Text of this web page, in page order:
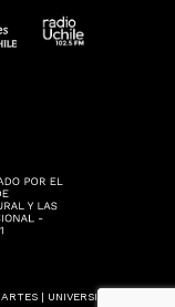
| UNIVERSIDAD DE